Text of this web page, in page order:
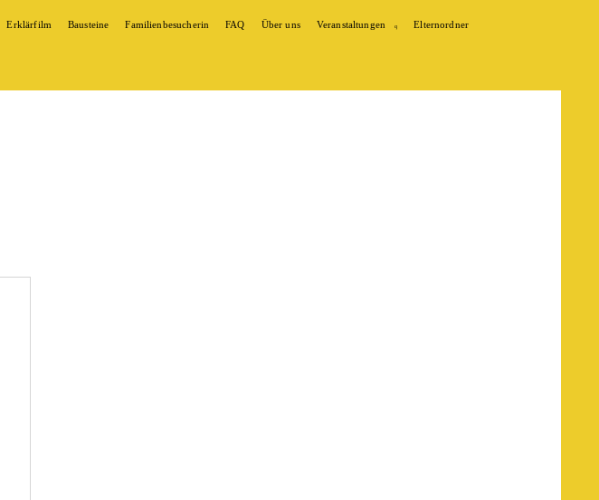
Erklärfilm Bausteine Familienbesucherin FAQ Über uns Veranstaltungen Elternordner